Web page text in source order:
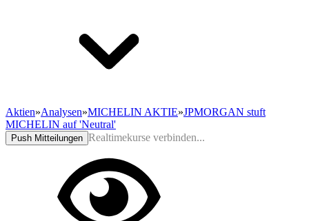
Aktien»Analysen»MICHELIN AKTIE»JPMORGAN stuft
MICHELIN auf 'Neutral'
Push Mitteilungen Realtimekurse verbinden...